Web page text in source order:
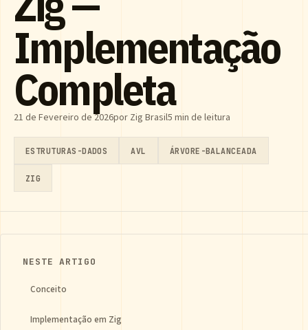
Implementação
Completa
21 de Fevereiro de 2026por Zig Brasil5 min de leitura
ESTRUTURAS-DADOS AVL ÁRVORE-BALANCEADA
ZIG
NESTE ARTIGO
Conceito
Implementação em Zig